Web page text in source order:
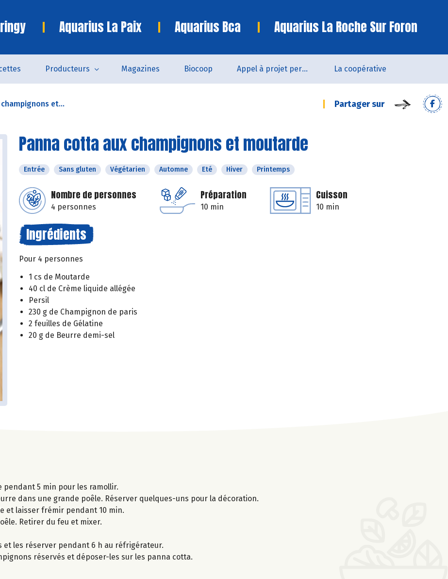
Aquarius La Paix Aquarius Bca Aquarius La Roche Sur Foron
Producteurs Magazines Biocoop Appel à projet permanent La coopérative
et... Partager sur
Panna cotta aux champignons et moutarde
Entrée Sans gluten Végétarien Automne Eté Hiver Printemps
Nombre de personnes
4 personnes
Préparation
10 min
Cuisson
10 min
Ingrédients
Pour 4 personnes
1 cs de Moutarde
40 cl de Crème liquide allégée
Persil
230 g de Champignon de paris
2 feuilles de Gélatine
20 g de Beurre demi-sel
pendant 5 min pour les ramollir.
dans une grande poêle. Réserver quelques-uns pour la décoration.
et laisser frémir pendant 10 min.
Retirer du feu et mixer.
et les réserver pendant 6 h au réfrigérateur.
réservés et déposer-les sur les panna cotta.